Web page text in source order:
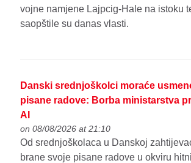
vojne namjene Lajpcig-Hale na istoku
saopštile su danas vlasti.
Danski srednjoškolci moraće
pisane radove: Borba ministarstva
AI
on 08/08/2026 at 21:10
Od srednjoškolaca u Danskoj
brane svoje pisane radove u okviru